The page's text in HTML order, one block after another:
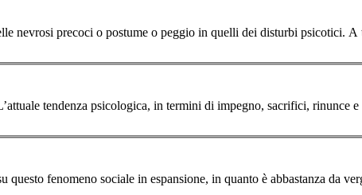
nevrosi precoci o postume o peggio in quelli dei disturbi psicotici. A